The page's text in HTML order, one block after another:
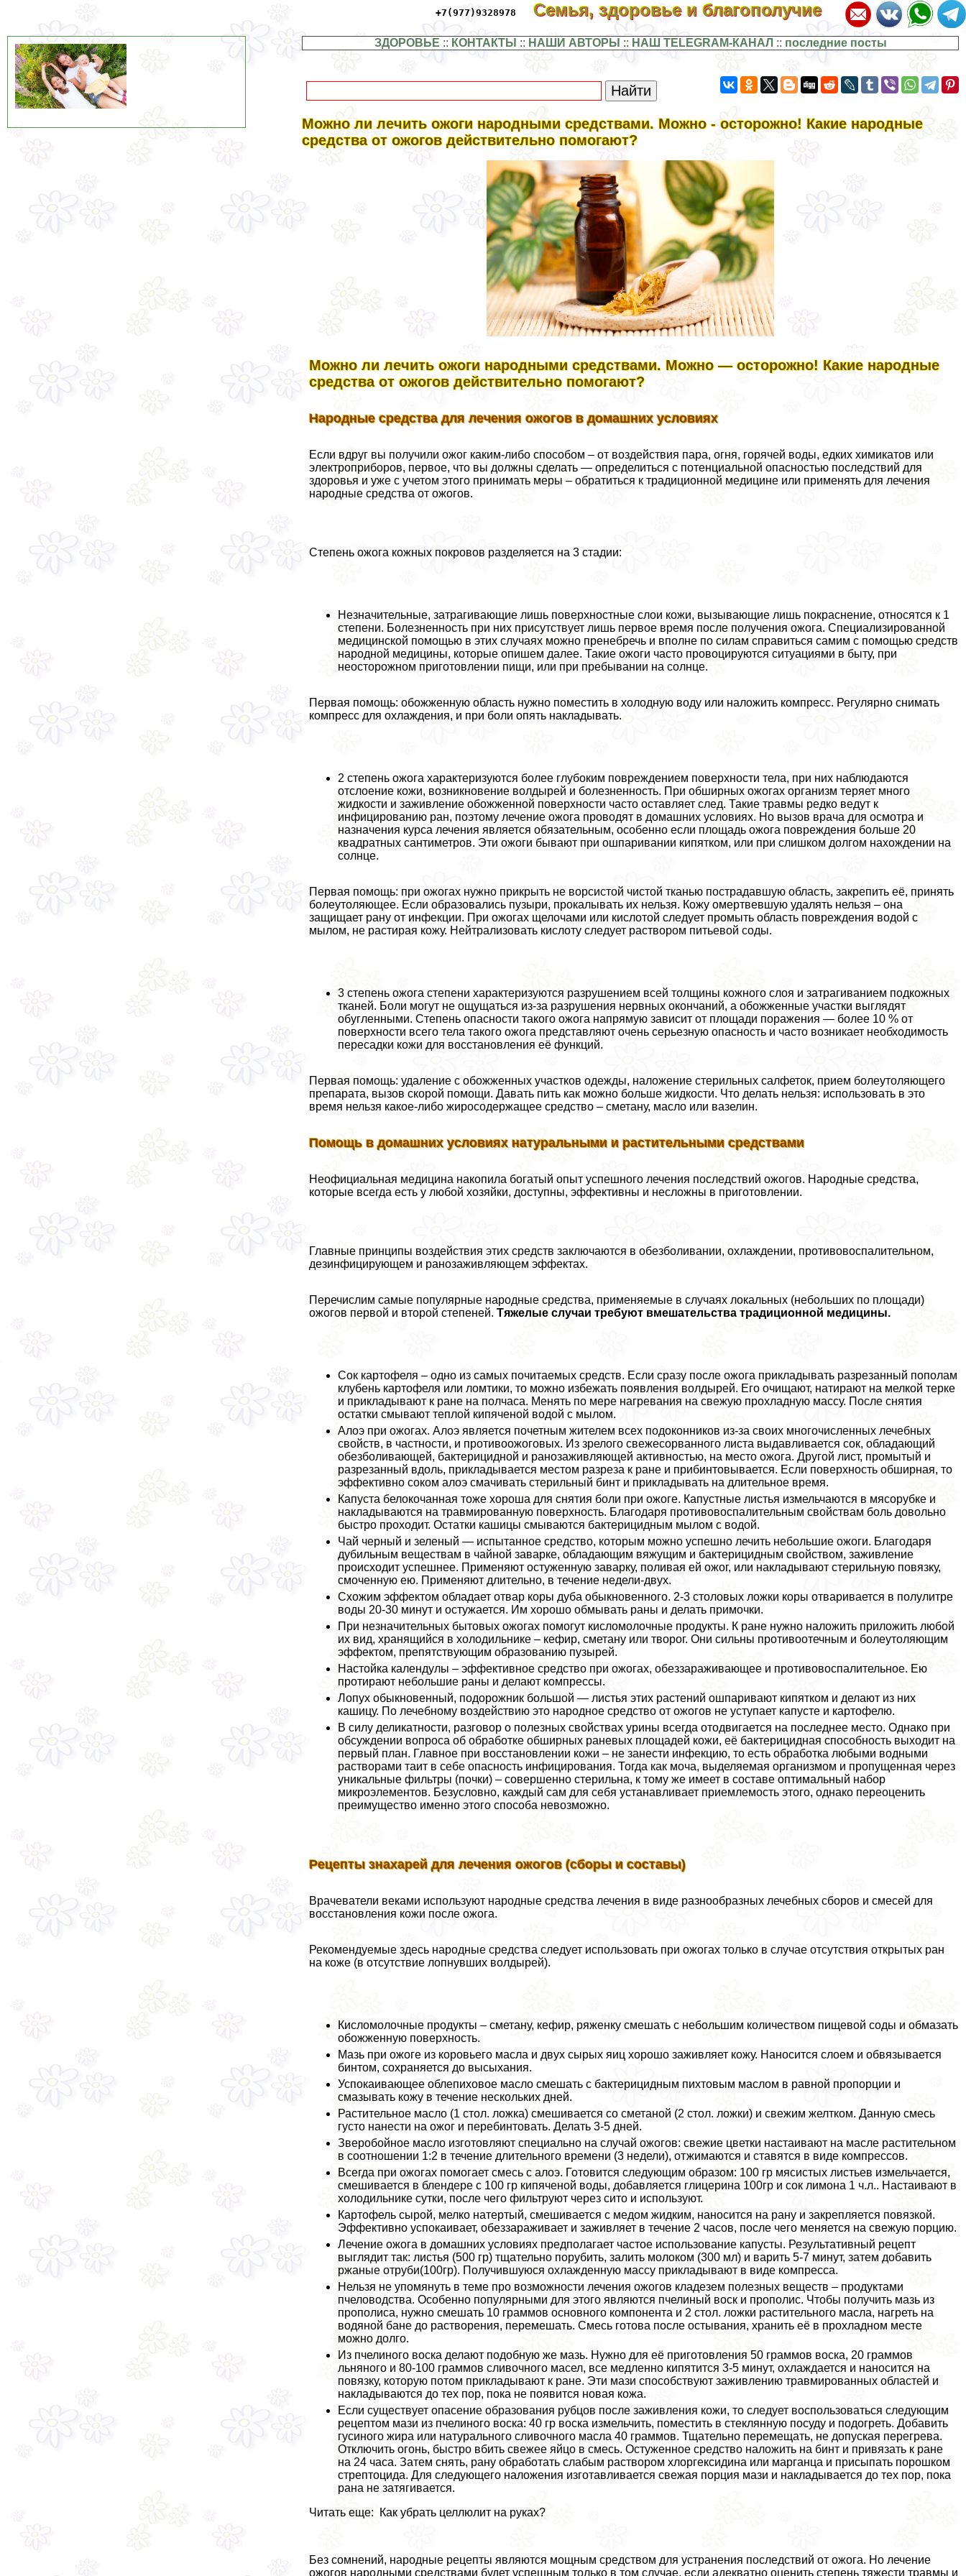
+7(977)9328978 Семья, здоровье и благополучие
ЗДОРОВЬЕ :: КОНТАКТЫ :: НАШИ АВТОРЫ :: НАШ TELEGRAM-КАНАЛ :: последние посты
Можно ли лечить ожоги народными средствами. Можно - осторожно! Какие народные
средства от ожогов действительно помогают?
Можно ли лечить ожоги народными средствами. Можно — осторожно! Какие народные
средства от ожогов действительно помогают?
Народные средства для лечения ожогов в домашних условиях
Если вдруг вы получили ожог каким-либо способом – от воздействия пара, огня, горячей воды, едких химикатов или
электроприборов, первое, что вы должны сделать — определиться с потенциальной опасностью последствий для
здоровья и уже с учетом этого принимать меры – обратиться к традиционной медицине или применять для лечения
народные средства от ожогов.
Степень ожога кожных покровов разделяется на 3 стадии:
Незначительные, затрагивающие лишь поверхностные слои кожи, вызывающие лишь покраснение, относятся к 1
степени. Болезненность при них присутствует лишь первое время после получения ожога. Специализированной
медицинской помощью в этих случаях можно пренебречь и вполне по силам справиться самим с помощью средств
народной медицины, которые опишем далее. Такие ожоги часто провоцируются ситуациями в быту, при
неосторожном приготовлении пищи, или при пребывании на солнце.
Первая помощь: обожженную область нужно поместить в холодную воду или наложить компресс. Регулярно снимать
компресс для охлаждения, и при боли опять накладывать.
2 степень ожога хаpaктеризуются более глубоким повреждением поверхности тела, при них наблюдаются
отслоение кожи, возникновение волдырей и болезненность. При обширных ожогах организм теряет много
жидкости и заживление обожженной поверхности часто оставляет след. Такие травмы редко ведут к
инфицированию ран, поэтому лечение ожога проводят в домашних условиях. Но вызов врача для осмотра и
назначения курса лечения является обязательным, особенно если площадь ожога повреждения больше 20
квадратных сантиметров. Эти ожоги бывают при ошпаривании кипятком, или при слишком долгом нахождении на
солнце.
Первая помощь: при ожогах нужно прикрыть не ворсистой чистой тканью пострадавшую область, закрепить её, принять
болеутоляющее. Если образовались пузыри, прокалывать их нельзя. Кожу омертвевшую удалять нельзя – она
защищает рану от инфекции. При ожогах щелочами или кислотой следует промыть область повреждения водой с
мылом, не растирая кожу. Нейтрализовать кислоту следует раствором питьевой соды.
3 степень ожога степени хаpaктеризуются разрушением всей толщины кожного слоя и затрагиванием подкожных
тканей. Боли могут не ощущаться из-за разрушения нервных окончаний, а обожженные участки выглядят
обугленными. Степень опасности такого ожога напрямую зависит от площади поражения — более 10 % от
поверхности всего тела такого ожога представляют очень серьезную опасность и часто возникает необходимость
пересадки кожи для восстановления её функций.
Первая помощь: удаление с обожженных участков одежды, наложение стерильных салфеток, прием болеутоляющего
препарата, вызов скорой помощи. Давать пить как можно больше жидкости. Что делать нельзя: использовать в это
время нельзя какое-либо жиросодержащее средство – сметану, масло или вазелин.
Помощь в домашних условиях натуральными и растительными средствами
Неофициальная медицина накопила богатый опыт успешного лечения последствий ожогов. Народные средства,
которые всегда есть у любой хозяйки, доступны, эффективны и несложны в приготовлении.
Главные принципы воздействия этих средств заключаются в обезболивании, охлаждении, противовоспалительном,
дезинфицирующем и ранозаживляющем эффектах.
Перечислим самые популярные народные средства, применяемые в случаях локальных (небольших по площади)
ожогов первой и второй степеней.Тяжелые случаи требуют вмешательства традиционной медицины.
Сок картофеля – одно из самых почитаемых средств. Если сразу после ожога прикладывать разрезанный пополам
клубень картофеля или ломтики, то можно избежать появления волдырей. Его очищают, натирают на мелкой терке
и прикладывают к ране на полчаса. Менять по мере нагревания на свежую прохладную массу. После снятия
остатки смывают теплой кипяченой водой с мылом.
Алоэ при ожогах. Алоэ является почетным жителем всех подоконников из-за своих многочисленных лечебных
свойств, в частности, и противоожоговых. Из зрелого свежесорванного листа выдавливается сок, обладающий
обезболивающей, бактерицидной и ранозаживляющей активностью, на место ожога. Другой лист, промытый и
разрезанный вдоль, прикладывается местом разреза к ране и прибинтовывается. Если поверхность обширная, то
эффективно соком алоэ смачивать стерильный бинт и прикладывать на длительное время.
Капуста белокочанная тоже хороша для снятия боли при ожоге. Капустные листья измельчаются в мясорубке и
накладываются на травмированную поверхность. Благодаря противовоспалительным свойствам боль довольно
быстро проходит. Остатки кашицы смываются бактерицидным мылом с водой.
Чай черный и зеленый — испытанное средство, которым можно успешно лечить небольшие ожоги. Благодаря
дубильным веществам в чайной заварке, обладающим вяжущим и бактерицидным свойством, заживление
происходит успешнее. Применяют остуженную заварку, поливая ей ожог, или накладывают стерильную повязку,
смоченную ею. Применяют длительно, в течение недели-двух.
Схожим эффектом обладает отвар коры дуба обыкновенного. 2-3 столовых ложки коры отваривается в полулитре
воды 20-30 минут и остужается. Им хорошо обмывать раны и делать примочки.
При незначительных бытовых ожогах помогут кисломолочные продукты. К ране нужно наложить приложить любой
их вид, хранящийся в холодильнике – кефир, сметану или творог. Они сильны противоотечным и болеутоляющим
эффектом, препятствующим образованию пузырей.
Настойка календулы – эффективное средство при ожогах, обеззараживающее и противовоспалительное. Ею
протирают небольшие раны и делают компрессы.
Лопух обыкновенный, подорожник большой — листья этих растений ошпаривают кипятком и делают из них
кашицу. По лечебному воздействию это народное средство от ожогов не уступает капусте и картофелю.
В силу деликатности, разговор о полезных свойствах урины всегда отодвигается на последнее место. Однако при
обсуждении вопроса об обработке обширных раневых площадей кожи, её бактерицидная способность выходит на
первый план. Главное при восстановлении кожи – не занести инфекцию, то есть обработка любыми водными
растворами таит в себе опасность инфицирования. Тогда как моча, выделяемая организмом и пропущенная через
уникальные фильтры (почки) – совершенно стерильна, к тому же имеет в составе оптимальный набор
микроэлементов. Безусловно, каждый сам для себя устанавливает приемлемость этого, однако переоценить
преимущество именно этого способа невозможно.
Рецепты знахарей для лечения ожогов (сборы и составы)
Врачеватели веками используют народные средства лечения в виде разнообразных лечебных сборов и смесей для
восстановления кожи после ожога.
Рекомендуемые здесь народные средства следует использовать при ожогах только в случае отсутствия открытых ран
на коже (в отсутствие лопнувших волдырей).
Кисломолочные продукты – сметану, кефир, ряженку смешать с небольшим количеством пищевой соды и обмазать
обожженную поверхность.
Мазь при ожоге из коровьего масла и двух сырых яиц хорошо заживляет кожу. Наносится слоем и обвязывается
бинтом, сохраняется до высыхания.
Успокаивающее облепиховое масло смешать с бактерицидным пихтовым маслом в равной пропорции и
смазывать кожу в течение нескольких дней.
Растительное масло (1 стол. ложка) смешивается со сметаной (2 стол. ложки) и свежим желтком. Данную смесь
густо нанести на ожог и перебинтовать. Делать 3-5 дней.
Зверобойное масло изготовляют специально на случай ожогов: свежие цветки настаивают на масле растительном
в соотношении 1:2 в течение длительного времени (3 недели), отжимаются и ставятся в виде компрессов.
Всегда при ожогах помогает смесь с алоэ. Готовится следующим образом: 100 гр мясистых листьев измельчается,
смешивается в блендере с 100 гр кипяченой воды, добавляется глицерина 100гр и сок лимона 1 ч.л.. Настаивают в
холодильнике сутки, после чего фильтруют через сито и используют.
Картофель сырой, мелко натертый, смешивается с медом жидким, наносится на рану и закрепляется повязкой.
Эффективно успокаивает, обеззараживает и заживляет в течение 2 часов, после чего меняется на свежую порцию.
Лечение ожога в домашних условиях предполагает частое использование капусты. Результативный рецепт
выглядит так: листья (500 гр) тщательно порубить, залить молоком (300 мл) и варить 5-7 минут, затем добавить
ржаные отруби(100гр). Получившуюся охлажденную массу прикладывают в виде компресса.
Нельзя не упомянуть в теме про возможности лечения ожогов кладезем полезных веществ – продуктами
пчеловодства. Особенно популярными для этого являются пчелиный воск и прополис. Чтобы получить мазь из
прополиса, нужно смешать 10 граммов основного компонента и 2 стол. ложки растительного масла, нагреть на
водяной бане до растворения, перемешать. Смесь готова после остывания, хранить её в прохладном месте
можно долго.
Из пчелиного воска делают подобную же мазь. Нужно для её приготовления 50 граммов воска, 20 граммов
льняного и 80-100 граммов сливочного масел, все медленно кипятится 3-5 минут, охлаждается и наносится на
повязку, которую потом прикладывают к ране. Эти мази способствуют заживлению травмированных областей и
накладываются до тех пор, пока не появится новая кожа.
Если существует опасение образования рубцов после заживления кожи, то следует воспользоваться следующим
рецептом мази из пчелиного воска: 40 гр воска измельчить, поместить в стеклянную посуду и подогреть. Добавить
гусиного жира или натурального сливочного масла 40 граммов. Тщательно перемещать, не допуская перегрева.
Отключить огонь, быстро вбить свежее яйцо в смесь. Остуженное средство наложить на бинт и привязать к ране
на 24 часа. Затем снять, рану обработать слабым раствором хлоргексидина или марганца и присыпать порошком
стрептоцида. Для следующего наложения изготавливается свежая порция мази и накладывается до тех пор, пока
рана не затягивается.
Читать еще: Как убрать целлюлит на руках?
Без сомнений, народные рецепты являются мощным средством для устранения последствий от ожога. Но лечение
ожогов народными средствами будет успешным только в том случае, если адекватно оценить степень тяжести травмы и